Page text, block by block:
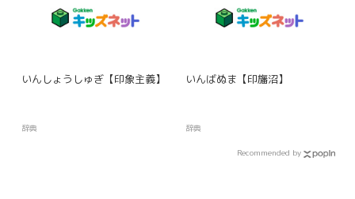
いんしょうしゅぎ【印象主義】
辞典
いんばぬま【印旛沼】
辞典
Recommended by